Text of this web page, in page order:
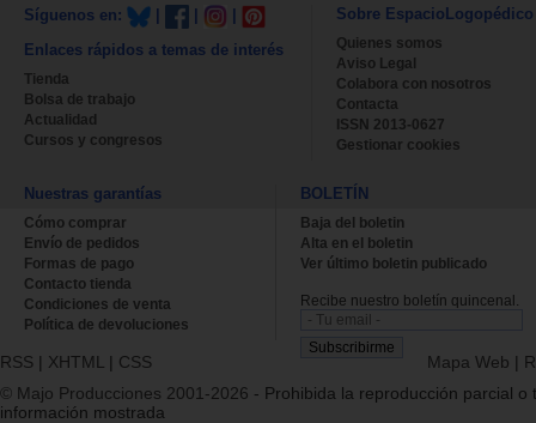
Síguenos en:
Enlaces rápidos a temas de interés
Tienda
Bolsa de trabajo
Actualidad
Cursos y congresos
Sobre EspacioLogopédico
Quienes somos
Aviso Legal
Colabora con nosotros
Contacta
ISSN 2013-0627
Gestionar cookies
Nuestras garantías
Cómo comprar
Envío de pedidos
Formas de pago
Contacto tienda
Condiciones de venta
Política de devoluciones
BOLETÍN
Baja del boletin
Alta en el boletin
Ver último boletin publicado
Recibe nuestro boletín quincenal.
RSS | XHTML | CSS Mapa Web |
© Majo Producciones 2001-2026 - Prohibida la reproducción parcial o
información mostrada